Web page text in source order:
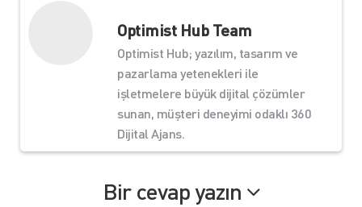
Optimist Hub Team
Optimist Hub; yazılım, tasarım ve
pazarlama yetenekleri ile
işletmelere büyük dijital çözümler
sunan, müşteri deneyimi odaklı 360
Dijital Ajans.
Bir cevap yazın